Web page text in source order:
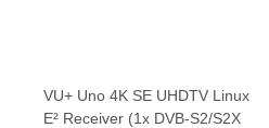
VU+ Uno 4K SE UHDTV Linux
E² Receiver (1x DVB-S2/S2X